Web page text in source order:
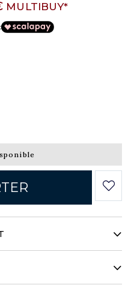
MULTIBUY*
cravate est
Elle s'allie
de col, vous n'avez